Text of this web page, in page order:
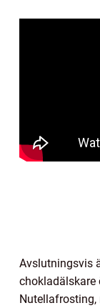
Avslutningsvis
chokladälskare